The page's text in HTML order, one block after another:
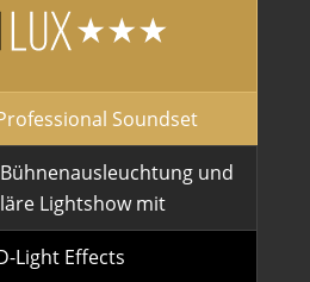
Soundset
und
Lightshow mit
Light Effects